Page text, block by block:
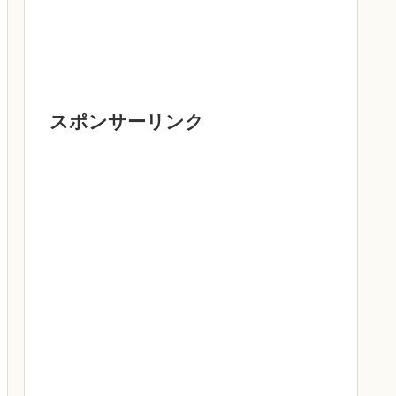
スポンサーリンク